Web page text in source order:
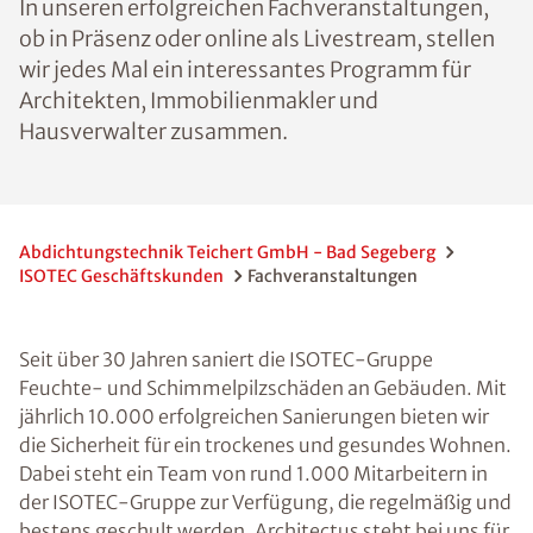
In unseren erfolgreichen Fachveranstaltungen,
ob in Präsenz oder online als Livestream, stellen
wir jedes Mal ein interessantes Programm für
Architekten, Immobilienmakler und
Hausverwalter zusammen.
Abdichtungstechnik Teichert GmbH - Bad Segeberg
ISOTEC Geschäftskunden
Fachveranstaltungen
Seit über 30 Jahren saniert die ISOTEC-Gruppe
Feuchte- und Schimmelpilzschäden an Gebäuden. Mit
jährlich 10.000 erfolgreichen Sanierungen bieten wir
die Sicherheit für ein trockenes und gesundes Wohnen.
Dabei steht ein Team von rund 1.000 Mitarbeitern in
der ISOTEC-Gruppe zur Verfügung, die regelmäßig und